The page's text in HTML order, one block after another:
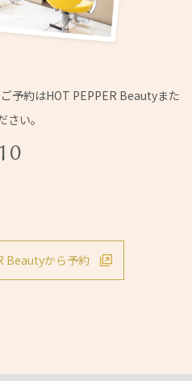
予約はHOT PEPPER Beautyまた
い。
Beautyから予約